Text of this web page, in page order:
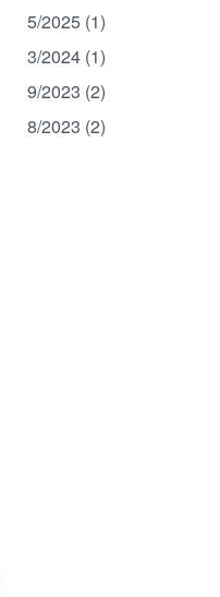
5/2025 (1)
3/2024 (1)
9/2023 (2)
8/2023 (2)